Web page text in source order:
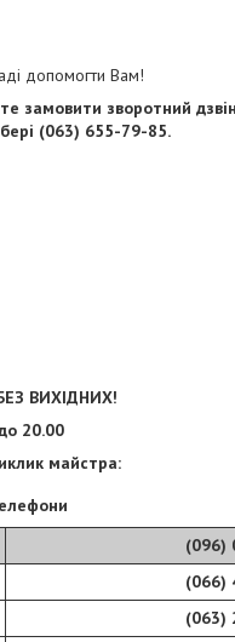
допомогти Вам!
замовити зворотний
(063) 655-79-85.
ВИХІДНИХ!
20.00
майстра:
(096)
(066)
(063)